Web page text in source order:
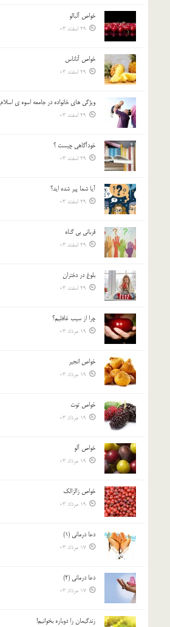
خواص آلبالو
29 اسفند 03
خواص آناناس
29 اسفند 03
ويژگي هاي خانواده در جامعه اسوه ي اسلام
29 اسفند 03
خودآگاهى چيست ؟
29 اسفند 03
آیا شما پیر شده اید؟
29 اسفند 03
قرباني بي گناه
29 اسفند 03
بلوغ در دختران
29 اسفند 03
چرا از سيب غافليم؟
19 مرداد 03
خواص انجير
19 مرداد 03
خواص توت
19 مرداد 03
خواص آلو
19 مرداد 03
خواص زالزالک
19 مرداد 03
دعا درمانی (1)
17 مرداد 03
دعا درمانی (2)
17 مرداد 03
زندگيمان را دوباره بخوانيم!